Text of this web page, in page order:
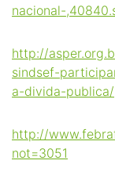
nacional-
http://
sindsef-
a-divida-publica/
http://
not=3051